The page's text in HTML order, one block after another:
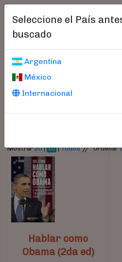
Seleccione el País
buscado
Argentina
México
Internacional
Libros
Parámetros
Mostrar20| 50 |Todos//Ordenar
Hablar como
Obama (2da ed)